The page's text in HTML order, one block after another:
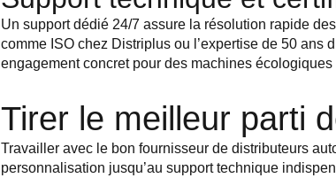
Un support dédié 24/7 assure la résolution rapide
comme ISO chez Distriplus ou l’expertise de 50 ans
engagement concret pour des machines écologiques
Tirer le meilleur parti
Travailler avec le bon fournisseur de distributeurs
personnalisation jusqu’au support technique